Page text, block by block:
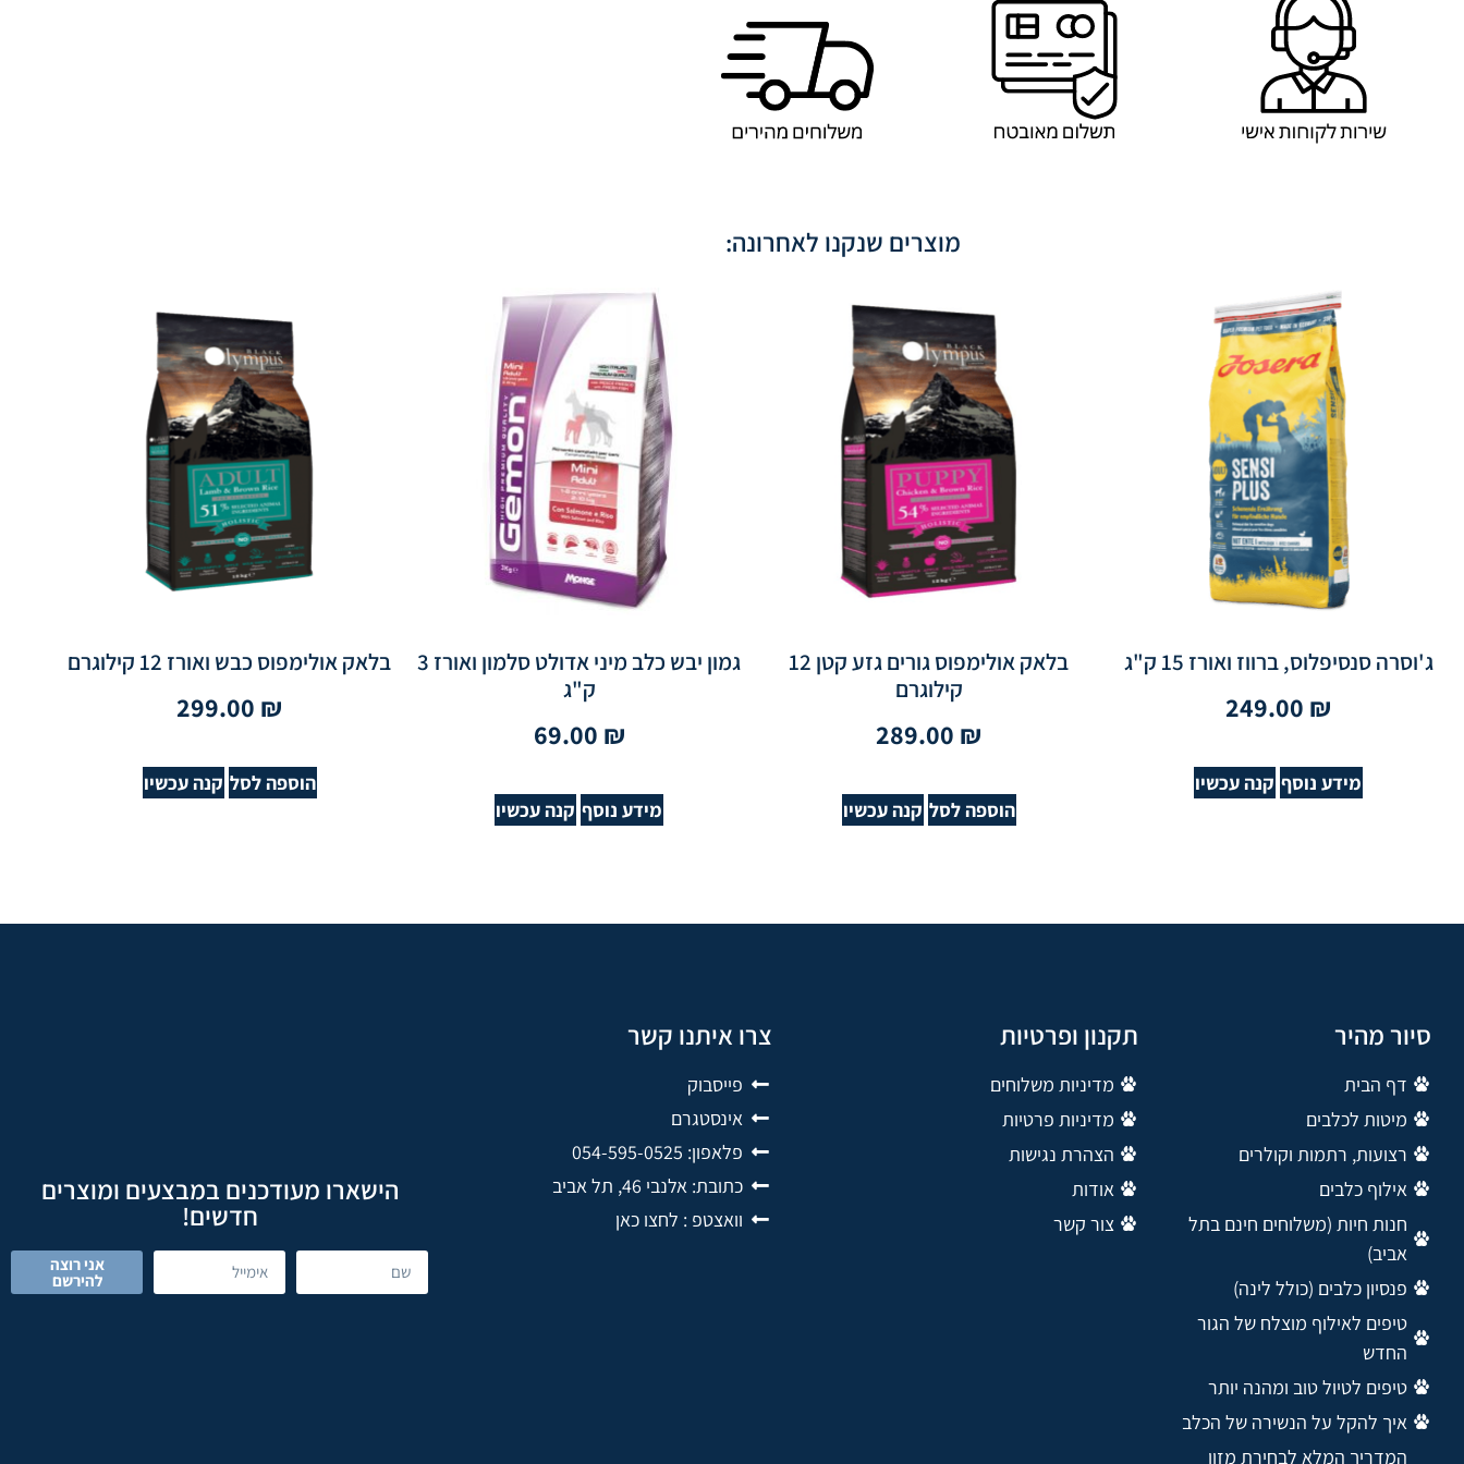
מוצרים שנקנו לאחרונה:
ג'וסרה סנסיפלוס, ברווז ואורז 15 ק"ג
249.00 ₪
מידע נוסף קנה עכשיו
בלאק אולימפוס גורים גזע קטן 12
קילוגרם
289.00 ₪
הוספה לסל קנה עכשיו
גמון יבש כלב מיני אדולט סלמון ואורז 3
ק"ג
69.00 ₪
מידע נוסף קנה עכשיו
בלאק אולימפוס כבש ואורז 12 קילוגרם
299.00 ₪
הוספה לסל קנה עכשיו
סיור מהיר
דף הבית
מיטות לכלבים
רצועות, רתמות וקולרים
אילוף כלבים
חנות חיות (משלוחים חינם בתל
אביב)
פנסיון כלבים (כולל לינה)
טיפים לאילוף מוצלח של הגור
החדש
טיפים לטיול טוב ומהנה יותר
איך להקל על הנשירה של הכלב
המדריך המלא לבחירת מזון
תקנון ופרטיות
מדיניות משלוחים
מדיניות פרטיות
הצהרת נגישות
אודות
צור קשר
צרו איתנו קשר
פייסבוק
אינסטגרם
פלאפון: 054-595-0525
כתובת: אלנבי 46, תל אביב
וואצטפ : לחצו כאן
הישארו מעודכנים במבצעים ומוצרים
חדשים!
אני רוצה
להירשם